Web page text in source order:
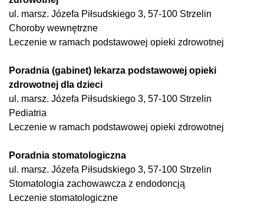
ul. marsz. Józefa Piłsudskiego 3, 57-100 Strzelin
Choroby wewnętrzne
Leczenie w ramach podstawowej opieki zdrowotnej
Poradnia (gabinet) lekarza podstawowej opieki
zdrowotnej dla dzieci
ul. marsz. Józefa Piłsudskiego 3, 57-100 Strzelin
Pediatria
Leczenie w ramach podstawowej opieki zdrowotnej
Poradnia stomatologiczna
ul. marsz. Józefa Piłsudskiego 3, 57-100 Strzelin
Stomatologia zachowawcza z endodoncją
Leczenie stomatologiczne